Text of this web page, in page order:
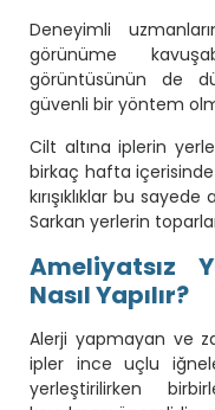
Deneyimli
görünüme
görüntüsünün de
güvenli bir yöntem
Cilt altına iplerin
birkaç hafta
kırışıklıklar bu
Sarkan yerlerin
Ameliyatsız
Nasıl Yapılır?
Alerji yapmayan ve
ipler ince uçlu
yerleştirilirken